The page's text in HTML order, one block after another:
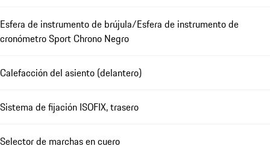
Esfera de instrumento de brújula/Esfera de instrumento de
cronómetro Sport Chrono Negro
Calefacción del asiento (delantero)
Sistema de fijación ISOFIX, trasero
Selector de marchas en cuero